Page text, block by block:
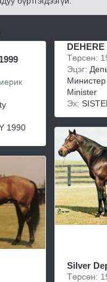
1990
DEHERE
Төрсөн:
Эцэг:
Minister
Эх:
Silver
Төрсөн: